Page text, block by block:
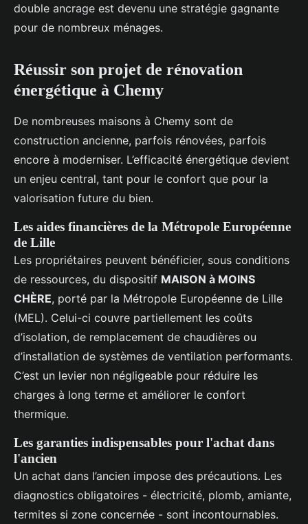
double ancrage est devenu une stratégie gagnante
pour de nombreux ménages.
Réussir son projet de rénovation
énergétique à Chemy
De nombreuses maisons à Chemy sont de
construction ancienne, parfois rénovées, parfois
encore à moderniser. L’efficacité énergétique devient
un enjeu central, tant pour le confort que pour la
valorisation future du bien.
Les aides financières de la Métropole Européenne
de Lille
Les propriétaires peuvent bénéficier, sous conditions
de ressources, du dispositif MAISON à MOINS
CHÈRE, porté par la Métropole Européenne de Lille
(MEL). Celui-ci couvre partiellement les coûts
d’isolation, de remplacement de chaudières ou
d’installation de systèmes de ventilation performants.
C’est un levier non négligeable pour réduire les
charges à long terme et améliorer le confort
thermique.
Les garanties indispensables pour l'achat dans
l'ancien
Un achat dans l’ancien impose des précautions. Les
diagnostics obligatoires - électricité, plomb, amiante,
termites si zone concernée - sont incontournables.